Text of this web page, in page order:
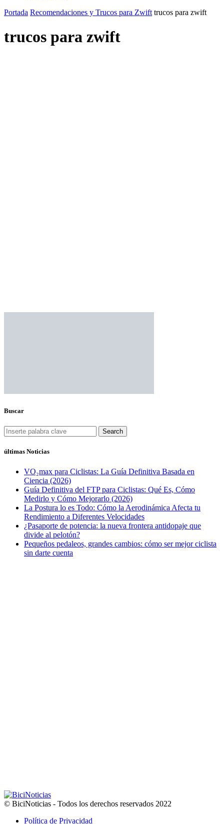
Portada Recomendaciones y Trucos para Zwift trucos para zwift
trucos para zwift
Buscar
Search
últimas Noticias
VO₂max para Ciclistas: La Guía Definitiva Basada en
Ciencia (2026)
Guía Definitiva del FTP para Ciclistas: Qué Es, Cómo
Medirlo y Cómo Mejorarlo (2026)
La Postura lo es Todo: Cómo la Aerodinámica Afecta tu
Rendimiento a Diferentes Velocidades
¿Pasaporte de potencia: la nueva frontera antidopaje que
divide al pelotón?
Pequeños pedaleos, grandes cambios: cómo ser mejor ciclista
sin darte cuenta
© BiciNoticias - Todos los derechos reservados 2022
Política de Privacidad